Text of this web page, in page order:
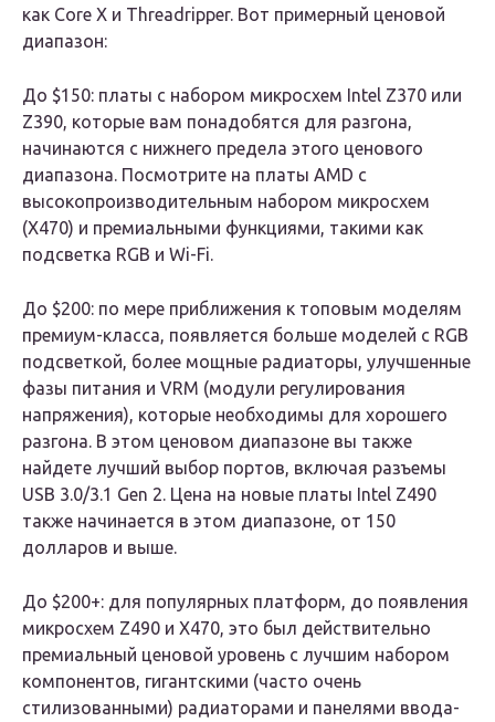
как Core X и Threadripper. Вот примерный ценовой
диапазон:
До $150: платы с набором микросхем Intel Z370 или
Z390, которые вам понадобятся для разгона,
начинаются с нижнего предела этого ценового
диапазона. Посмотрите на платы AMD с
высокопроизводительным набором микросхем
(X470) и премиальными функциями, такими как
подсветка RGB и Wi-Fi.
До $200: по мере приближения к топовым моделям
премиум-класса, появляется больше моделей с RGB
подсветкой, более мощные радиаторы, улучшенные
фазы питания и VRM (модули регулирования
напряжения), которые необходимы для хорошего
разгона. В этом ценовом диапазоне вы также
найдете лучший выбор портов, включая разъемы
USB 3.0/3.1 Gen 2. Цена на новые платы Intel Z490
также начинается в этом диапазоне, от 150
долларов и выше.
До $200+: для популярных платформ, до появления
микросхем Z490 и X470, это был действительно
премиальный ценовой уровень с лучшим набором
компонентов, гигантскими (часто очень
стилизованными) радиаторами и панелями ввода-